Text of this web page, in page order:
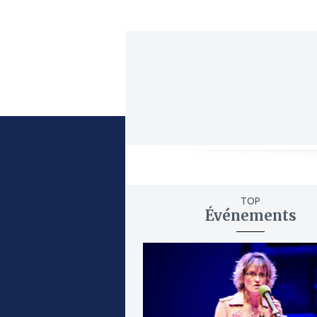
TOP
Événements